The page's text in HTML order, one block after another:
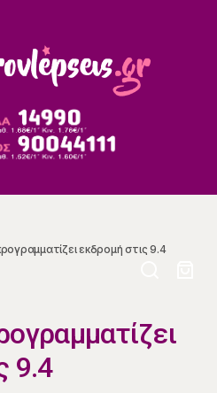
εκδρομή στις 9.4
9.4